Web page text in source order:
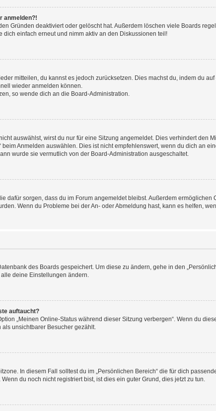
anmelden?!
Gründen deaktiviert oder gelöscht hat. Außerdem löschen viele Boards
einfach erneut und nimm aktiv an den Diskussionen teil!
mitteilen, du kannst es jedoch zurücksetzen. Dies machst du, indem du
wieder anmelden können.
so wende dich an die Board-Administration.
auswählst, wirst du nur für eine Sitzung angemeldet. Dies verhindert den
Anmelden auswählen. Dies ist nicht empfehlenswert, wenn du dich an
wurde sie vermutlich von der Board-Administration ausgeschaltet.
dafür sorgen, dass du im Forum angemeldet bleibst. Außerdem
Wenn du Probleme bei der An- oder Abmeldung hast, kann es helfen,
des Boards gespeichert. Um diese zu ändern, gehe in den
deine Einstellungen ändern.
auftaucht?
„Meinen Online-Status während dieser Sitzung verbergen“. Wenn du
unsichtbarer Besucher gezählt.
In diesem Fall solltest du im „Persönlichen Bereich“ die für dich
du noch nicht registriert bist, ist dies ein guter Grund, dies jetzt zu tun.